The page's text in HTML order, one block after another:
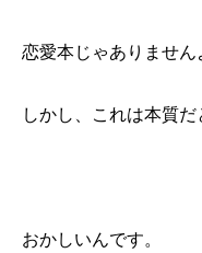
恋愛本じゃありません
しかし、これは本質だ
おかしいんです。